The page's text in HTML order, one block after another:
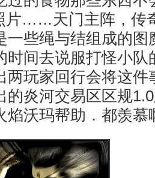
片……天门主阵，传
一些绳与结组成的图
时间去说服打怪小队
两玩家回行会将这件
的炎河交易区区规
焰沃玛帮助．都羡慕